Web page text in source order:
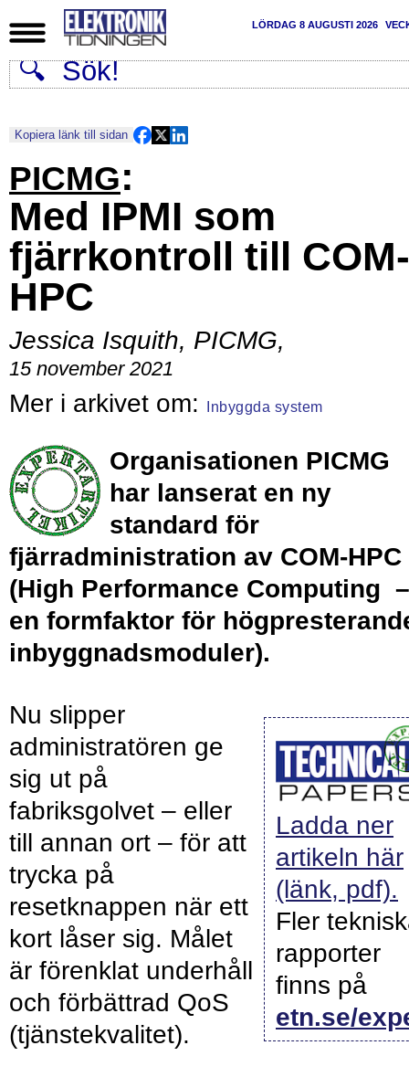
LÖRDAG 8 AUGUSTI 2026
Kopiera länk till sidan
PICMG:
Med IPMI som
fjärrkontroll till COM-
HPC
Jessica Isquith, PICMG,
15 november 2021
Inbyggda system
Organisationen PICMG
har lanserat en ny
standard för
fjärradministration av COM-HPC
(High Performance Computing –
en formfaktor för
inbyggnadsmoduler).
Ladda ner
artikeln här
(länk, pdf).
Fler
rapporter
finns på
etn.se/
Nu slipper
administratören ge
sig ut på
fabriksgolvet – eller
till annan ort – för att
trycka på
resetknappen när ett
kort låser sig. Målet
är förenklat underhåll
och förbättrad QoS
(tjänstekvalitet).